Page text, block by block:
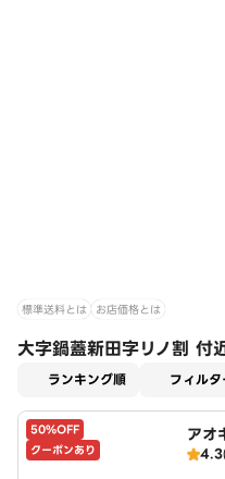
標準送料とは お店価格とは
大字鍋蓋新田字リノ割 付
ランキング順 フィルタ
50%OFF
クーポンあり
アオ
4.3